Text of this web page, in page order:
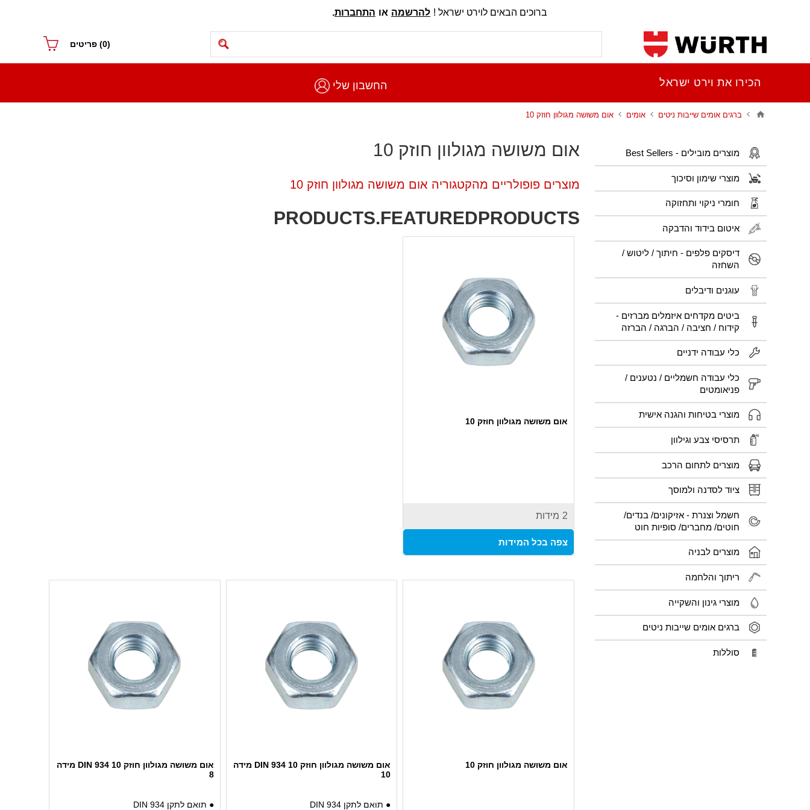
ברוכים הבאים לוירט ישראל ! להרשמה או התחברות.
(0) פריטים
מוצרים מובילים - Best Sellers
מוצרי שימון וסיכוך
חומרי ניקוי ותחזוקה
איטום בידוד והדבקה
דיסקים פלפים - חיתוך / ליטוש /
השחזה
עוגנים ודיבלים
ביטים מקדחים איזמלים מברזים -
קידוח / חציבה / הברגה / הברזה
כלי עבודה ידניים
כלי עבודה חשמליים / נטענים /
פניאומטים
מוצרי בטיחות והגנה אישית
תרסיסי צבע וגילוון
מוצרים לתחום הרכב
ציוד לסדנה ולמוסך
חשמל וצנרת - אזיקונים/ בנדים/
חוטים/ מחברים/ סופיות חוט
מוצרים לבניה
ריתוך והלחמה
מוצרי גינון והשקייה
ברגים אומים שייבות ניטים
סוללות
הכירו את וירט ישראל החשבון שלי
ברגים אומים שייבות ניטים אומים אום משושה מגולוון חוזק 10
אום משושה מגולוון חוזק 10
מוצרים פופולריים מהקטגוריה אום משושה מגולוון חוזק 10
PRODUCTS.FEATUREDPRODUCTS
אום משושה מגולוון חוזק 10
2 מידות
צפה בכל המידות
אום משושה מגולוון חוזק 10
אום משושה מגולוון חוזק 10 DIN 934 מידה
10
● תואם לתקן DIN 934
אום משושה מגולוון חוזק 10 DIN 934 מידה
8
● תואם לתקן DIN 934